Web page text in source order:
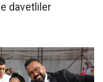
davetliler